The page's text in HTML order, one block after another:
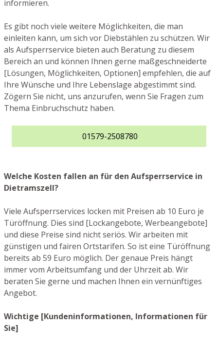
informieren.
Es gibt noch viele weitere Möglichkeiten, die man
einleiten kann, um sich vor Diebstählen zu schützen. Wir
als Aufsperrservice bieten auch Beratung zu diesem
Bereich an und können Ihnen gerne maßgeschneiderte
[Lösungen, Möglichkeiten, Optionen] empfehlen, die auf
Ihre Wünsche und Ihre Lebenslage abgestimmt sind.
Zögern Sie nicht, uns anzurufen, wenn Sie Fragen zum
Thema Einbruchschutz haben.
01579-2508780
Welche Kosten fallen an für den Aufsperrservice in
Dietramszell?
Viele Aufsperrservices locken mit Preisen ab 10 Euro je
Türöffnung. Dies sind [Lockangebote, Werbeangebote]
und diese Preise sind nicht seriös. Wir arbeiten mit
günstigen und fairen Ortstarifen. So ist eine Türöffnung
bereits ab 59 Euro möglich. Der genaue Preis hängt
immer vom Arbeitsumfang und der Uhrzeit ab. Wir
beraten Sie gerne und machen Ihnen ein vernünftiges
Angebot.
Wichtige [Kundeninformationen, Informationen für
Sie]